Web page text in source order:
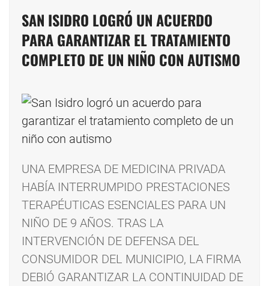
SAN ISIDRO LOGRÓ UN ACUERDO
PARA GARANTIZAR EL TRATAMIENTO
COMPLETO DE UN NIÑO CON AUTISMO
UNA EMPRESA DE MEDICINA PRIVADA
HABÍA INTERRUMPIDO PRESTACIONES
TERAPÉUTICAS ESENCIALES PARA UN
NIÑO DE 9 AÑOS. TRAS LA
INTERVENCIÓN DE DEFENSA DEL
CONSUMIDOR DEL MUNICIPIO, LA FIRMA
DEBIÓ GARANTIZAR LA CONTINUIDAD DE